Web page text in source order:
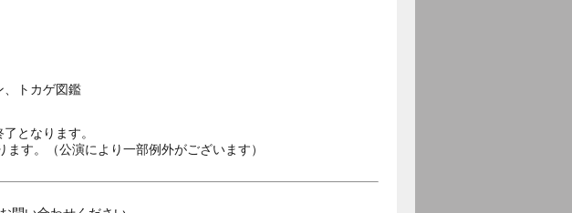
となります。
ます。（公演により一部例外がございます）